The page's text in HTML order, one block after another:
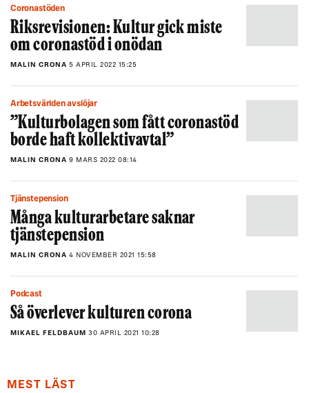
Coronastöden
Riksrevisionen: Kultur gick miste
om coronastöd i onödan
MALIN CRONA 5 APRIL 2022 15:25
Arbetsvärlden avslöjar
”Kulturbolagen som fått coronastöd
borde haft kollektivavtal”
MALIN CRONA 9 MARS 2022 08:14
Tjänstepension
Många kulturarbetare saknar
tjänstepension
MALIN CRONA 4 NOVEMBER 2021 15:58
Podcast
Så överlever kulturen corona
MIKAEL FELDBAUM 30 APRIL 2021 10:28
MEST LÄST